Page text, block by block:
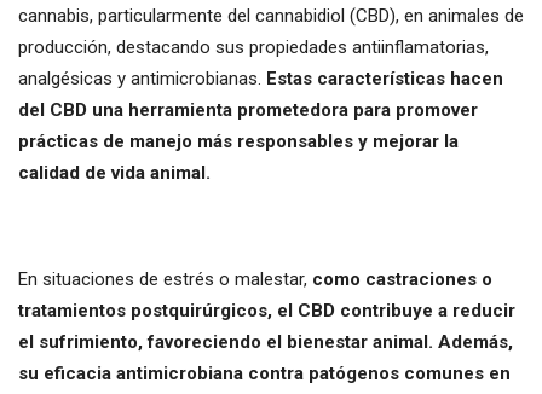
cannabis, particularmente del cannabidiol (CBD), en animales de
producción, destacando sus propiedades antiinflamatorias,
analgésicas y antimicrobianas. Estas características hacen
del CBD una herramienta prometedora para promover
prácticas de manejo más responsables y mejorar la
calidad de vida animal.
En situaciones de estrés o malestar, como castraciones o
tratamientos postquirúrgicos, el CBD contribuye a reducir
el sufrimiento, favoreciendo el bienestar animal. Además,
su eficacia antimicrobiana contra patógenos comunes en